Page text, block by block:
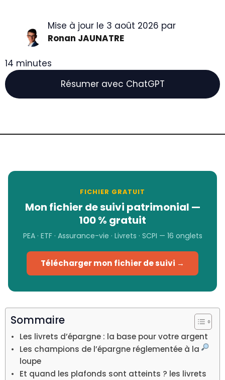
Mise à jour le 3 août 2026 par
Ronan JAUNATRE
14 minutes
Résumer avec ChatGPT
FICHIER GRATUIT
Mon fichier de suivi patrimonial —
100 % gratuit
PEA · ETF · Assurance-vie · Livrets · SCPI — 16 onglets
Télécharger mon fichier de suivi →
Sommaire
Les livrets d’épargne : la base pour votre argent
Les champions de l’épargne réglementée à la
loupe
Et quand les plafonds sont atteints ? les livrets